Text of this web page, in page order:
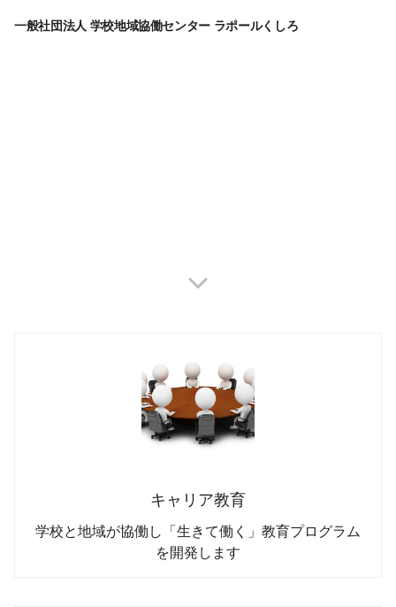
一般社団法人 学校地域協働センター ラポールくしろ
キャリア教育
学校と地域が協働し「生きて働く」教育プログラム
を開発します